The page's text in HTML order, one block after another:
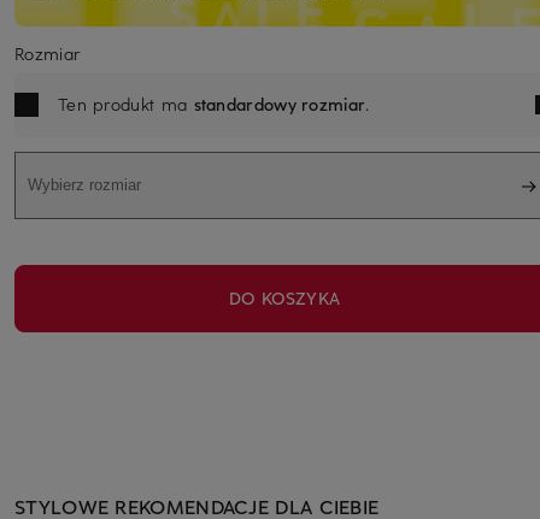
Rozmiar
Ten produkt ma standardowy rozmiar.
Wybierz rozmiar
DO KOSZYKA
STYLOWE REKOMENDACJE DLA CIEBIE